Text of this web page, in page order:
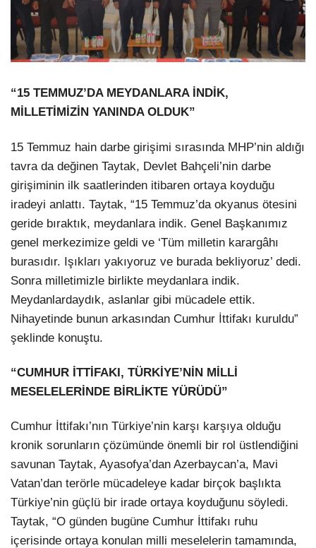
“15 TEMMUZ’DA MEYDANLARA İNDİK,
MİLLETİMİZİN YANINDA OLDUK”
15 Temmuz hain darbe girişimi sırasında MHP’nin aldığı
tavra da değinen Taytak, Devlet Bahçeli’nin darbe
girişiminin ilk saatlerinden itibaren ortaya koyduğu
iradeyi anlattı. Taytak, “15 Temmuz’da okyanus ötesini
geride bıraktık, meydanlara indik. Genel Başkanımız
genel merkezimize geldi ve ‘Tüm milletin karargâhı
burasıdır. Işıkları yakıyoruz ve burada bekliyoruz’ dedi.
Sonra milletimizle birlikte meydanlara indik.
Meydanlardaydık, aslanlar gibi mücadele ettik.
Nihayetinde bunun arkasından Cumhur İttifakı kuruldu”
şeklinde konuştu.
“CUMHUR İTTİFAKI, TÜRKİYE’NİN MİLLİ
MESELELERİNDE BİRLİKTE YÜRÜDÜ”
Cumhur İttifakı’nın Türkiye’nin karşı karşıya olduğu
kronik sorunların çözümünde önemli bir rol üstlendiğini
savunan Taytak, Ayasofya’dan Azerbaycan’a, Mavi
Vatan’dan terörle mücadeleye kadar birçok başlıkta
Türkiye’nin güçlü bir irade ortaya koyduğunu söyledi.
Taytak, “O günden bugüne Cumhur İttifakı ruhu
içerisinde ortaya konulan milli meselelerin tamamında,